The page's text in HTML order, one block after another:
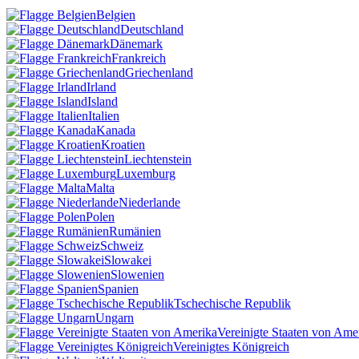
Belgien
Deutschland
Dänemark
Frankreich
Griechenland
Irland
Island
Italien
Kanada
Kroatien
Liechtenstein
Luxemburg
Malta
Niederlande
Polen
Rumänien
Schweiz
Slowakei
Slowenien
Spanien
Tschechische Republik
Ungarn
Vereinigte Staaten von
Vereinigtes Königreich